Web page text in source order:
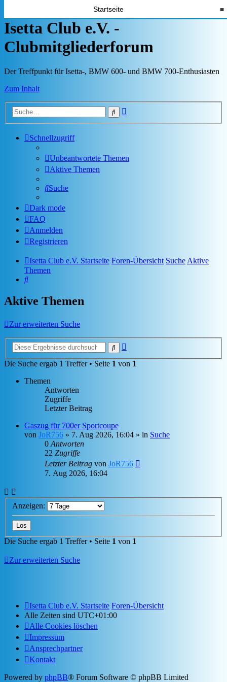
Startseite ≡
Isetta Club e.V. -
Clubmitgliederforum
Der Treffpunkt für Isetta-, BMW 600- und BMW 700-Enthusiasten
Zum Inhalt
Suche
Schnellzugriff
Unbeantwortete Themen
Aktive Themen
Suche
Dark mode
FAQ
Anmelden
Registrieren
Isetta Club e.V. Startseite Foren-Übersicht Suche Aktive
Themen
Suche
Aktive Themen
Zur erweiterten Suche
Suche
Die Suche ergab 1 Treffer • Seite 1 von 1
Themen
Antworten
Zugriffe
Letzter Beitrag
Gaszug für 700er Sportcoupe
von JoR756 » 7. Aug 2026, 16:04 » in Suche
0Antworten
22 Zugriffe
Letzter Beitrag von JoR756
7. Aug 2026, 16:04
Anzeigen:
Die Suche ergab 1 Treffer • Seite 1 von 1
Zur erweiterten Suche
Isetta Club e.V. Startseite Foren-Übersicht
Alle Zeiten sind UTC+01:00
Alle Cookies löschen
Impressum
Ansprechpartner
Kontakt
Powered by phpBB® Forum Software © phpBB Limited